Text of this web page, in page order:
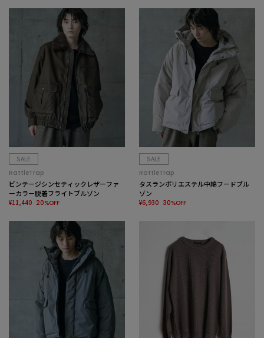
SALE
RattleTrap
ビンテージシンセティックレザーファ
ーカラー脱着フライトブルゾン
¥11,440 20%OFF
SALE
RattleTrap
タスランポリエステル中綿フードブル
ゾン
¥6,930 30%OFF